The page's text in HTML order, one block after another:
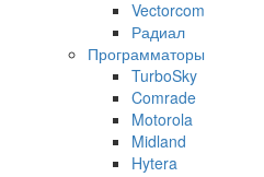
Vectorcom
Радиал
Программаторы
TurboSky
Comrade
Motorola
Midland
Hytera